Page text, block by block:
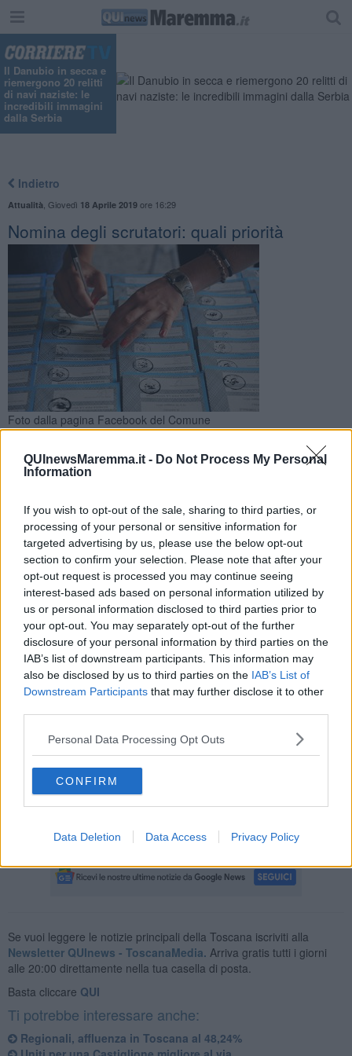
QUInewsMaremma.it - Do Not Process My Personal
Information
If you wish to opt-out of the sale, sharing to third parties, or
processing of your personal or sensitive information for
targeted advertising by us, please use the below opt-out
section to confirm your selection. Please note that after your
opt-out request is processed you may continue seeing
interest-based ads based on personal information utilized by
us or personal information disclosed to third parties prior to
your opt-out. You may separately opt-out of the further
disclosure of your personal information by third parties on the
IAB’s list of downstream participants. This information may
also be disclosed by us to third parties on the IAB’s List of
Downstream Participants that may further disclose it to other
Personal Data Processing Opt Outs
CONFIRM
Data Deletion Data Access Privacy Policy
Il Danubio in secca e
riemergono 20 relitti
di navi naziste: le
incredibili immagini
dalla Serbia
Indietro
Attualità Giovedì 18 Aprile 2019ore 16:29
Nomina degli scrutatori: quali priorità
Foto dalla pagina Facebook del Comune
​In occasione della prossime elezioni europee, il Comune di
Castiglione della Pescaia, nella nomina degli scrutatori,
seguirà alcune priorità
CASTIGLIONE DELLA PESCAIA —In occasione della prossima
tornata elettorale per il rinnovo delParlamento Europeoche si
terranno domenica 26 maggio 2019, la Commissione Elettorale
del Comune di Castiglione della Pescaiaha deciso di dare
priorità nella nomina degli scrutatori, a coloro che siano disoccupati
o inoccupati, iscritti presso il
Centro territoriale per l’impiego
studenti iscritti a scuole di istruzione superiore o università, purché
in quella data non lavorino e che siano regolarmente iscritti
nell’Albo degli scrutatorialmeno da gennaio 2019.
presentare domanda alla Commissione elettorale comunale,
compilando l’apposito modulo disponibile presso l’Ufficio Elettorale
o scaricabile dal sito istituzionale del
Se vuoi leggere le notizie principali della Toscana iscriviti alla
Newsletter QUInews - ToscanaMedia. Arriva gratis tutti i giorni
alle 20:00 direttamente nella tua casella di posta.
Basta cliccare QUI
Ti potrebbe interessare anche:
Regionali, affluenza in Toscana al 48,24%